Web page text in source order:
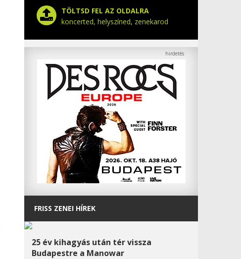
TÖLTSD FEL AZ OLDALRA
koncerted, helyszíned, zenekarod
FRISS ZENEI HÍREK
25 év kihagyás után tér vissza
Budapestre a Manowar